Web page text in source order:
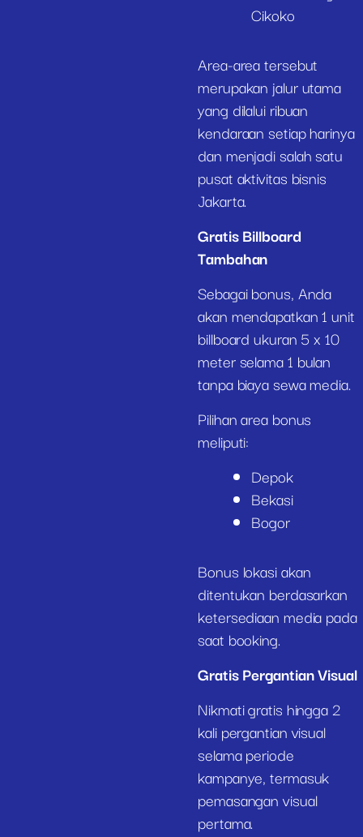
Cikoko
Area-area tersebut
merupakan jalur utama
yang dilalui ribuan
kendaraan setiap harinya
dan menjadi salah satu
pusat aktivitas bisnis
Jakarta.
Gratis Billboard
Tambahan
Sebagai bonus, Anda
akan mendapatkan 1 unit
billboard ukuran 5 x 10
meter selama 1 bulan
tanpa biaya sewa media.
Pilihan area bonus
meliputi:
Depok
Bekasi
Bogor
Bonus lokasi akan
ditentukan berdasarkan
ketersediaan media pada
saat booking.
Gratis Pergantian Visual
Nikmati gratis hingga 2
kali pergantian visual
selama periode
kampanye, termasuk
pemasangan visual
pertama.